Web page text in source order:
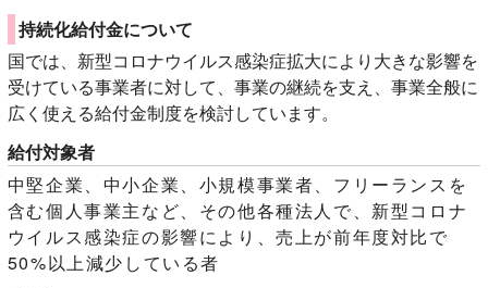
持続化給付金について
国では、新型コロナウイルス感染症拡大により大きな影響を
受けている事業者に対して、事業の継続を支え、事業全般に
広く使える給付金制度を検討しています。
給付対象者
中堅企業、中小企業、小規模事業者、フリーランスを
含む個人事業主など、その他各種法人で、新型コロナ
ウイルス感染症の影響により、売上が前年度対比で
50%以上減少している者